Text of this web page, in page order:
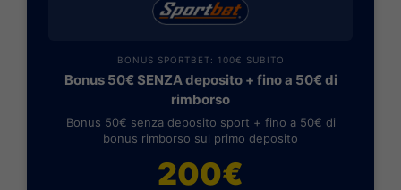
BONUS SPORTBET: 100€ SUBITO
Bonus 50€ SENZA deposito + fino a 50€ di
rimborso
Bonus 50€ senza deposito sport + fino a 50€ di
bonus rimborso sul primo deposito
200€